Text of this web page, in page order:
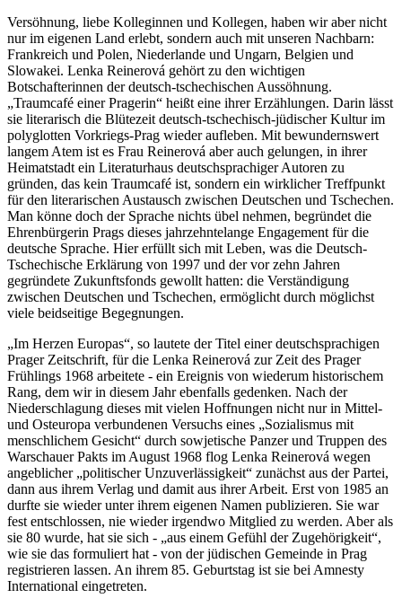
Versöhnung, liebe Kolleginnen und Kollegen, haben wir aber nicht
nur im eigenen Land erlebt, sondern auch mit unseren Nachbarn:
Frankreich und Polen, Niederlande und Ungarn, Belgien und
Slowakei. Lenka Reinerová gehört zu den wichtigen
Botschafterinnen der deutsch-tschechischen Aussöhnung.
„Traumcafé einer Pragerin“ heißt eine ihrer Erzählungen. Darin lässt
sie literarisch die Blütezeit deutsch-tschechisch-jüdischer Kultur im
polyglotten Vorkriegs-Prag wieder aufleben. Mit bewundernswert
langem Atem ist es Frau Reinerová aber auch gelungen, in ihrer
Heimatstadt ein Literaturhaus deutschsprachiger Autoren zu
gründen, das kein Traumcafé ist, sondern ein wirklicher Treffpunkt
für den literarischen Austausch zwischen Deutschen und Tschechen.
Man könne doch der Sprache nichts übel nehmen, begründet die
Ehrenbürgerin Prags dieses jahrzehntelange Engagement für die
deutsche Sprache. Hier erfüllt sich mit Leben, was die Deutsch-
Tschechische Erklärung von 1997 und der vor zehn Jahren
gegründete Zukunftsfonds gewollt hatten: die Verständigung
zwischen Deutschen und Tschechen, ermöglicht durch möglichst
viele beidseitige Begegnungen.
„Im Herzen Europas“, so lautete der Titel einer deutschsprachigen
Prager Zeitschrift, für die Lenka Reinerová zur Zeit des Prager
Frühlings 1968 arbeitete - ein Ereignis von wiederum historischem
Rang, dem wir in diesem Jahr ebenfalls gedenken. Nach der
Niederschlagung dieses mit vielen Hoffnungen nicht nur in Mittel-
und Osteuropa verbundenen Versuchs eines „Sozialismus mit
menschlichem Gesicht“ durch sowjetische Panzer und Truppen des
Warschauer Pakts im August 1968 flog Lenka Reinerová wegen
angeblicher „politischer Unzuverlässigkeit“ zunächst aus der Partei,
dann aus ihrem Verlag und damit aus ihrer Arbeit. Erst von 1985 an
durfte sie wieder unter ihrem eigenen Namen publizieren. Sie war
fest entschlossen, nie wieder irgendwo Mitglied zu werden. Aber als
sie 80 wurde, hat sie sich - „aus einem Gefühl der Zugehörigkeit“,
wie sie das formuliert hat - von der jüdischen Gemeinde in Prag
registrieren lassen. An ihrem 85. Geburtstag ist sie bei Amnesty
International eingetreten.